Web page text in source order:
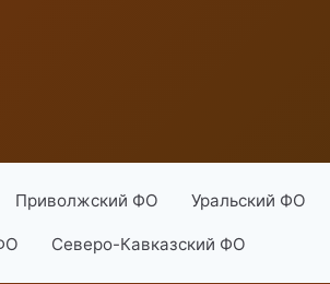
Приволжский ФО Уральский ФО
Северо-Кавказский ФО